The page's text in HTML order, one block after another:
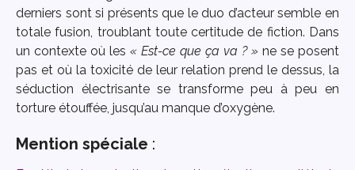
derniers sont si présents que le duo d’acteur semble en
totale fusion, troublant toute certitude de fiction. Dans
un contexte où les « Est-ce que ça va ? » ne se posent
pas et où la toxicité de leur relation prend le dessus, la
séduction électrisante se transforme peu à peu en
torture étouffée, jusqu’au manque d’oxygène.
Mention spéciale :